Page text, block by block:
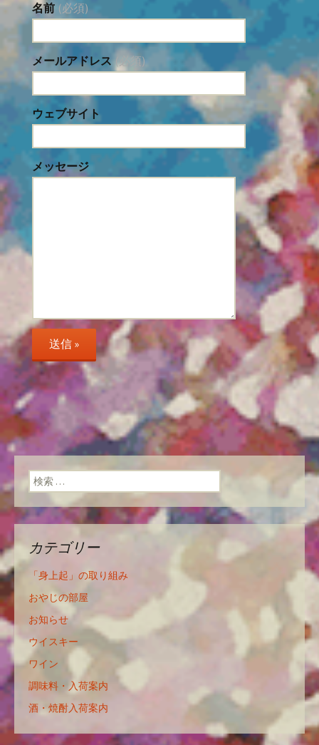
名前 (必須)
メールアドレス (必須)
ウェブサイト
メッセージ
検索:
カテゴリー
「身上起」の取り組み
おやじの部屋
お知らせ
ウイスキー
ワイン
調味料・入荷案内
酒・焼酎入荷案内